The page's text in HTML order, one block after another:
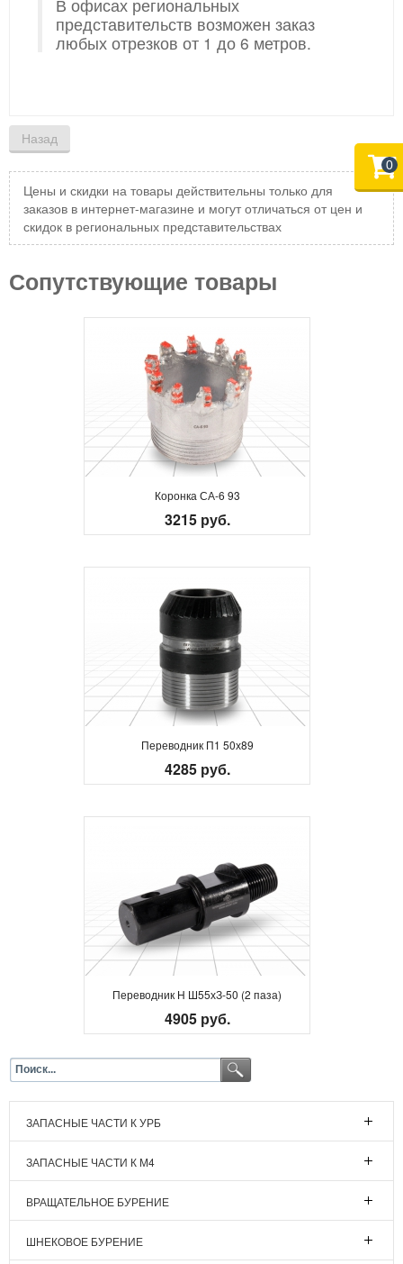
В офисах региональных
представительств возможен заказ
любых отрезков от 1 до 6 метров.
Цены и скидки на товары действительны только для
заказов в интернет-магазине и могут отличаться от цен и
скидок в региональных представительствах
Сопутствующие товары
Коронка СА-6 93
3215 руб.
Переводник П1 50х89
4285 руб.
Переводник Н Ш55хЗ-50 (2 паза)
4905 руб.
ЗАПАСНЫЕ ЧАСТИ К УРБ
ЗАПАСНЫЕ ЧАСТИ К М4
ВРАЩАТЕЛЬНОЕ БУРЕНИЕ
ШНЕКОВОЕ БУРЕНИЕ
0